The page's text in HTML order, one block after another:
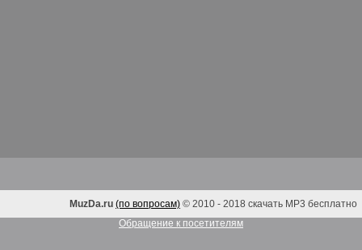
MuzDa.ru (по вопросам) © 2010 - 2018 скачать MP3 бесплатно
Обращение к посетителям